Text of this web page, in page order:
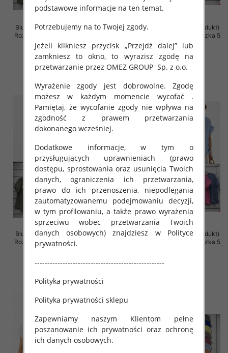
Bluzki damskie (Włoskie produkt)
Roz Standard, Mix Kolor Paczka 5
szt
41.00 zł
szczegóły
Bluzki damskie (Włoskie produkt)
Roz Standard, Mix Kolor Paczka 5
szt
39.00 zł
szczegóły
Bluzki damskie (Włoskie produkt)
Roz Standard, Mix Kolor Paczka 5
34.00 zł
szczegóły
Bluzki damskie (Włoskie produkt)
Roz Standard, Mix Kolor Paczka 5
31.00 zł
podstawowe informacje na ten temat.
Potrzebujemy na to Twojej zgody.
Jeżeli klikniesz przycisk „Przejdź dalej” lub
zamkniesz to okno, to wyrazisz zgodę na
przetwarzanie przez OMEZ GROUP Sp. z o.o.
Wyrażenie zgody jest dobrowolne. Zgodę
możesz w każdym momencie wycofać .
Pamiętaj, że wycofanie zgody nie wpływa na
zgodność z prawem przetwarzania
dokonanego wcześniej.
Dodatkowe informacje, w tym o
przysługujących uprawnieniach (prawo
dostępu, sprostowania oraz usunięcia Twoich
danych, ograniczenia ich przetwarzania,
prawo do ich przenoszenia, niepodlegania
zautomatyzowanemu podejmowaniu decyzji,
w tym profilowaniu, a także prawo wyrażenia
sprzeciwu wobec przetwarzania Twoich
danych osobowych) znajdziesz w Polityce
prywatności.
---------------------------------------------------
Polityka prywatności
Polityka prywatności sklepu
Zapewniamy naszym Klientom pełne
poszanowanie ich prywatności oraz ochronę
ich danych osobowych.